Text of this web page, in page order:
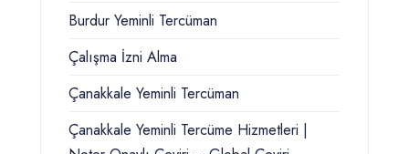
Burdur Yeminli Tercüman
Çalışma İzni Alma
Çanakkale Yeminli Tercüman
Çanakkale Yeminli Tercüme Hizmetleri |